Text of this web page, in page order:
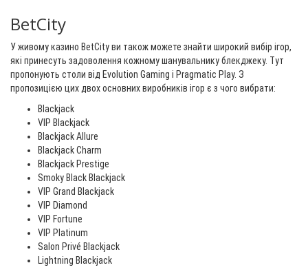
BetCity
У живому казино BetCity ви також можете знайти широкий вибір ігор,
які принесуть задоволення кожному шанувальнику блекджеку. Тут
пропонують столи від Evolution Gaming і Pragmatic Play. З
пропозицією цих двох основних виробників ігор є з чого вибрати:
Blackjack
VIP Blackjack
Blackjack Allure
Blackjack Charm
Blackjack Prestige
Smoky Black Blackjack
VIP Grand Blackjack
VIP Diamond
VIP Fortune
VIP Platinum
Salon Privé Blackjack
Lightning Blackjack